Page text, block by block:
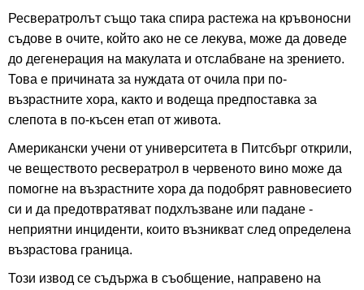
Ресвератролът също така спира растежа на кръвоносни
съдове в очите, който ако не се лекува, може да доведе
до дегенерация на макулата и отслабване на зрението.
Това е причината за нуждата от очила при по-
възрастните хора, както и водеща предпоставка за
слепота в по-късен етап от живота.
Американски учени от университета в Питсбърг открили,
че веществото ресвератрол в червеното вино може да
помогне на възрастните хора да подобрят равновесието
си и да предотвратяват подхлъзване или падане -
неприятни инциденти, които възникват след определена
възрастова граница.
Този извод се съдържа в съобщение, направено на